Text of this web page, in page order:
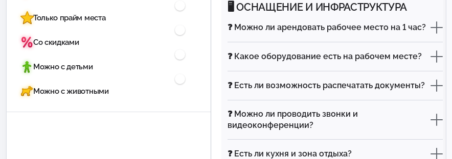
Только прайм места
Со скидками
Можно с детьми
Можно с животными
🖥️ ОСНАЩЕНИЕ И ИНФРАСТРУКТУРА
❓ Можно ли арендовать рабочее место на 1 час?
❓ Какое оборудование есть на рабочем месте?
❓ Есть ли возможность распечатать документы?
❓ Можно ли проводить звонки и
видеоконференции?
❓ Есть ли кухня и зона отдыха?